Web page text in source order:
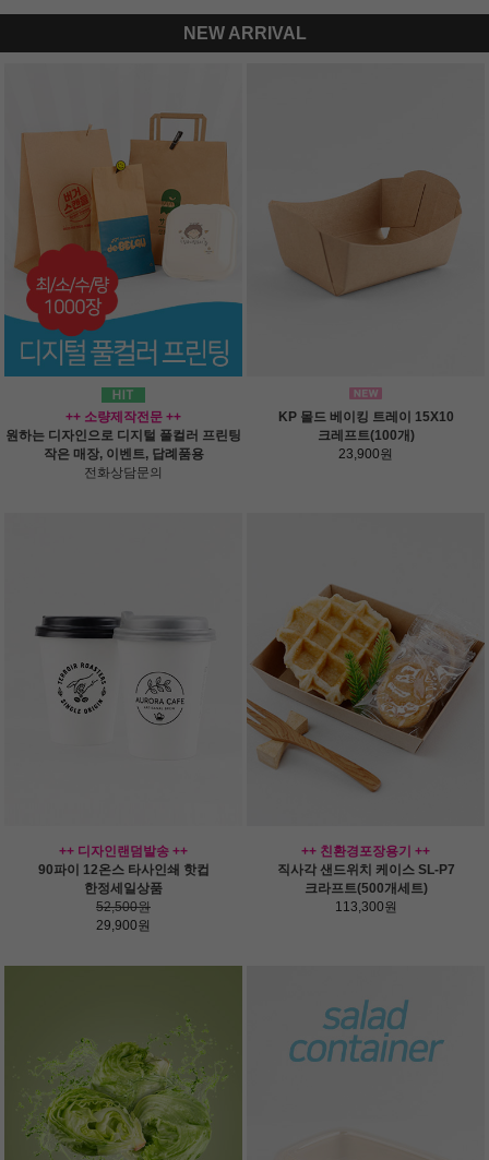
NEW ARRIVAL
++ 소량제작전문 ++
원하는 디자인으로 디지털 풀컬러 프린팅
작은 매장, 이벤트, 답례품용
전화상담문의
KP 몰드 베이킹 트레이 15X10
크레프트(100개)
23,900원
++ 디자인랜덤발송 ++
90파이 12온스 타사인쇄 핫컵
한정세일상품
52,500원
29,900원
++ 친환경포장용기 ++
직사각 샌드위치 케이스 SL-P7
크라프트(500개세트)
113,300원